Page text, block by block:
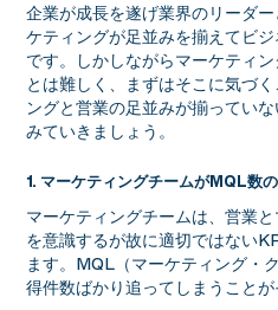
企業が成長を遂げ業界のリーダ
ケティングが足並みを揃えてビ
です。しかしながらマーケティ
とは難しく、まずはそこに気づ
ングと営業の足並みが揃ってい
みていきましょう。
1. マーケティングチームがMQL数
マーケティングチームは、営業
を意識するが故に適切ではない
ます。MQL（マーケティング・
得件数ばかり追ってしまうことが